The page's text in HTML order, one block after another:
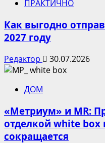
ПРАКТИЧНО
Как выгодно
2027 году
Редактор 30.07.2026
ДОМ
«Метриум» и MR:
отделкой white box
сокращается